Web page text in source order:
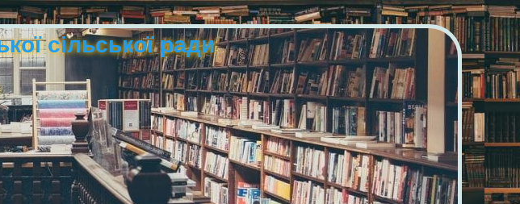
сільської ради